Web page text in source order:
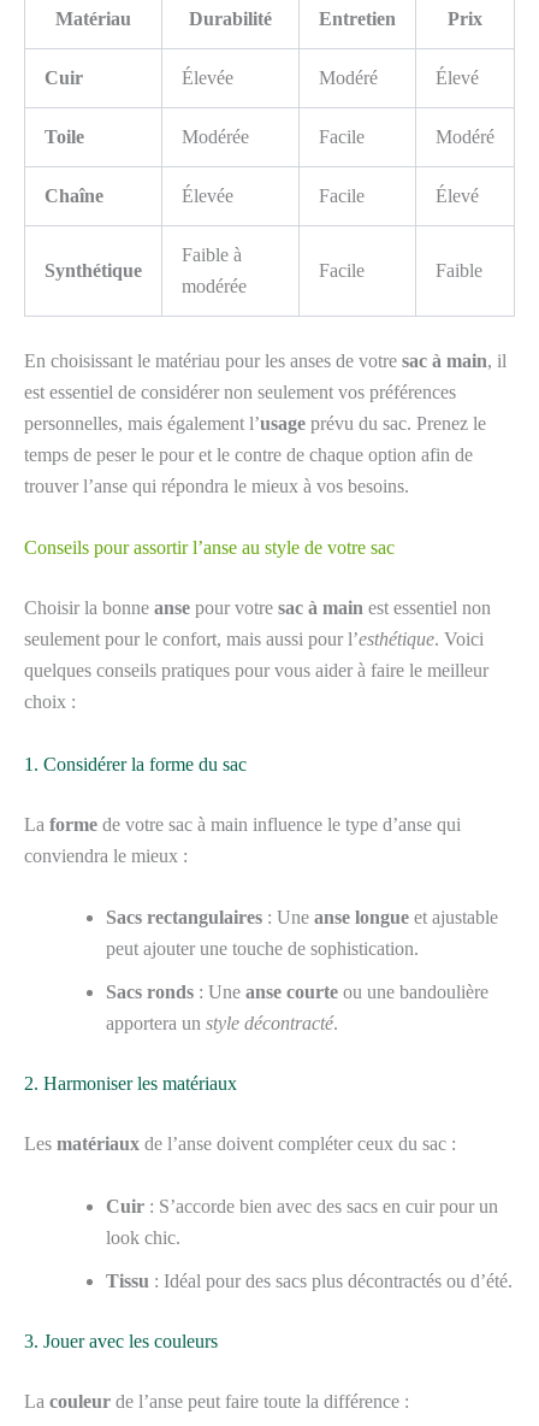
Matériau Durabilité Entretien Prix
Cuir Élevée Modéré Élevé
Toile Modérée Facile Modéré
Chaîne Élevée Facile Élevé
Synthétique
Faible à
modérée
Facile Faible
En choisissant le matériau pour les anses de votre sac à main, il
est essentiel de considérer non seulement vos préférences
personnelles, mais également l’usage prévu du sac. Prenez le
temps de peser le pour et le contre de chaque option afin de
trouver l’anse qui répondra le mieux à vos besoins.
Conseils pour assortir l’anse au style de votre sac
Choisir la bonne anse pour votre sac à main est essentiel non
seulement pour le confort, mais aussi pour l’esthétique. Voici
quelques conseils pratiques pour vous aider à faire le meilleur
choix :
1. Considérer la forme du sac
La forme de votre sac à main influence le type d’anse qui
conviendra le mieux :
Sacs rectangulaires : Une anse longue et ajustable
peut ajouter une touche de sophistication.
Sacs ronds : Une anse courte ou une bandoulière
apportera un style décontracté.
2. Harmoniser les matériaux
Les matériaux de l’anse doivent compléter ceux du sac :
Cuir : S’accorde bien avec des sacs en cuir pour un
look chic.
Tissu : Idéal pour des sacs plus décontractés ou d’été.
3. Jouer avec les couleurs
La couleur de l’anse peut faire toute la différence :